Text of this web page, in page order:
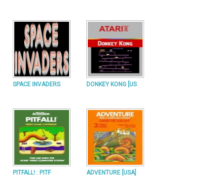
SPACE INVADERS DONKEY KONG [US
PITFALL! : PITF ADVENTURE [USA]